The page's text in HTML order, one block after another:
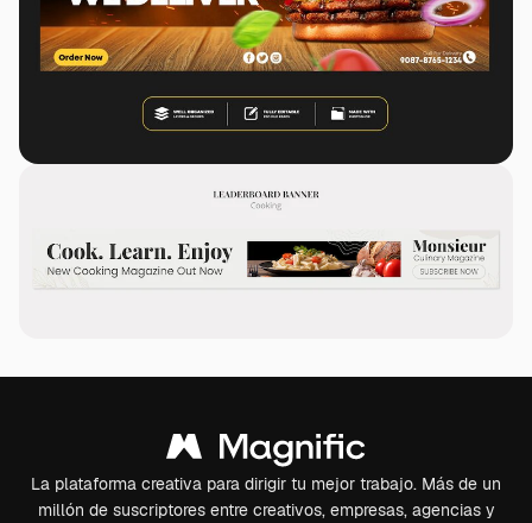
La plataforma creativa para dirigir tu mejor trabajo. Más de un
millón de suscriptores entre creativos, empresas, agencias y